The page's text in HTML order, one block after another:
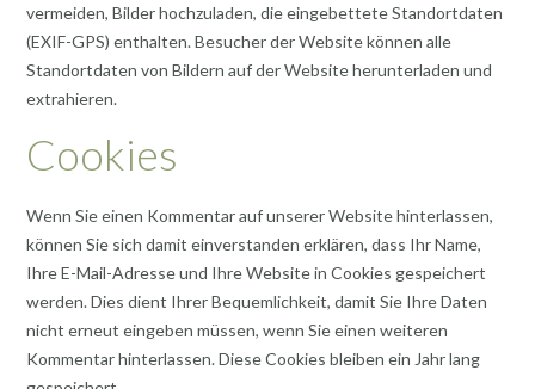
vermeiden, Bilder hochzuladen, die eingebettete Standortdaten
(EXIF-GPS) enthalten. Besucher der Website können alle
Standortdaten von Bildern auf der Website herunterladen und
extrahieren.
Cookies
Wenn Sie einen Kommentar auf unserer Website hinterlassen,
können Sie sich damit einverstanden erklären, dass Ihr Name,
Ihre E-Mail-Adresse und Ihre Website in Cookies gespeichert
werden. Dies dient Ihrer Bequemlichkeit, damit Sie Ihre Daten
nicht erneut eingeben müssen, wenn Sie einen weiteren
Kommentar hinterlassen. Diese Cookies bleiben ein Jahr lang